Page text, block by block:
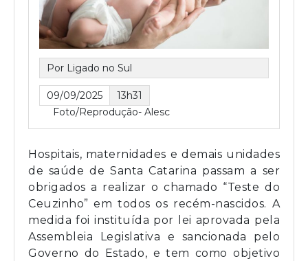
Por Ligado no Sul
09/09/2025
13h31
Foto/Reprodução- Alesc
Hospitais, maternidades e demais unidades
de saúde de Santa Catarina passam a ser
obrigados a realizar o chamado “Teste do
Ceuzinho” em todos os recém-nascidos. A
medida foi instituída por lei aprovada pela
Assembleia Legislativa e sancionada pelo
Governo do Estado, e tem como objetivo